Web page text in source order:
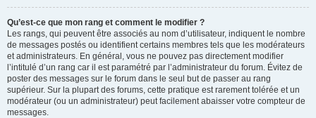
Qu’est-ce que mon rang et comment le modifier ?
Les rangs, qui peuvent être associés au nom d’utilisateur, indiquent le nombre
de messages postés ou identifient certains membres tels que les modérateurs
et administrateurs. En général, vous ne pouvez pas directement modifier
l’intitulé d’un rang car il est paramétré par l’administrateur du forum. Évitez de
poster des messages sur le forum dans le seul but de passer au rang
supérieur. Sur la plupart des forums, cette pratique est rarement tolérée et un
modérateur (ou un administrateur) peut facilement abaisser votre compteur de
messages.